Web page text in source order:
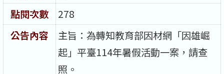
點閱次數
278
公告內容
主旨：為轉知教育部因材網「因雄崛
起」平臺114年暑假活動一案，請查
照。